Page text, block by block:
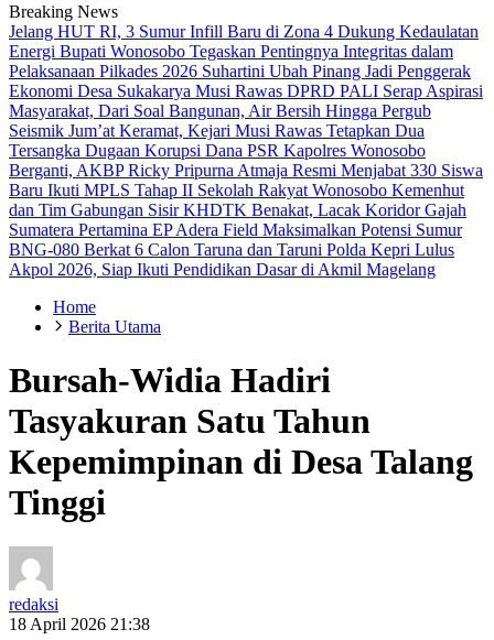
Breaking News
Jelang HUT RI, 3 Sumur Infill Baru di Zona 4 Dukung Kedaulatan
Energi Bupati Wonosobo Tegaskan Pentingnya Integritas dalam
Pelaksanaan Pilkades 2026 Suhartini Ubah Pinang Jadi Penggerak
Ekonomi Desa Sukakarya Musi Rawas DPRD PALI Serap Aspirasi
Masyarakat, Dari Soal Bangunan, Air Bersih Hingga Pergub
Seismik Jum’at Keramat, Kejari Musi Rawas Tetapkan Dua
Tersangka Dugaan Korupsi Dana PSR Kapolres Wonosobo
Berganti, AKBP Ricky Pripurna Atmaja Resmi Menjabat 330 Siswa
Baru Ikuti MPLS Tahap II Sekolah Rakyat Wonosobo Kemenhut
dan Tim Gabungan Sisir KHDTK Benakat, Lacak Koridor Gajah
Sumatera Pertamina EP Adera Field Maksimalkan Potensi Sumur
BNG-080 Berkat 6 Calon Taruna dan Taruni Polda Kepri Lulus
Akpol 2026, Siap Ikuti Pendidikan Dasar di Akmil Magelang
Home
Berita Utama
Bursah-Widia Hadiri
Tasyakuran Satu Tahun
Kepemimpinan di Desa Talang
Tinggi
redaksi
18 April 2026 21:38